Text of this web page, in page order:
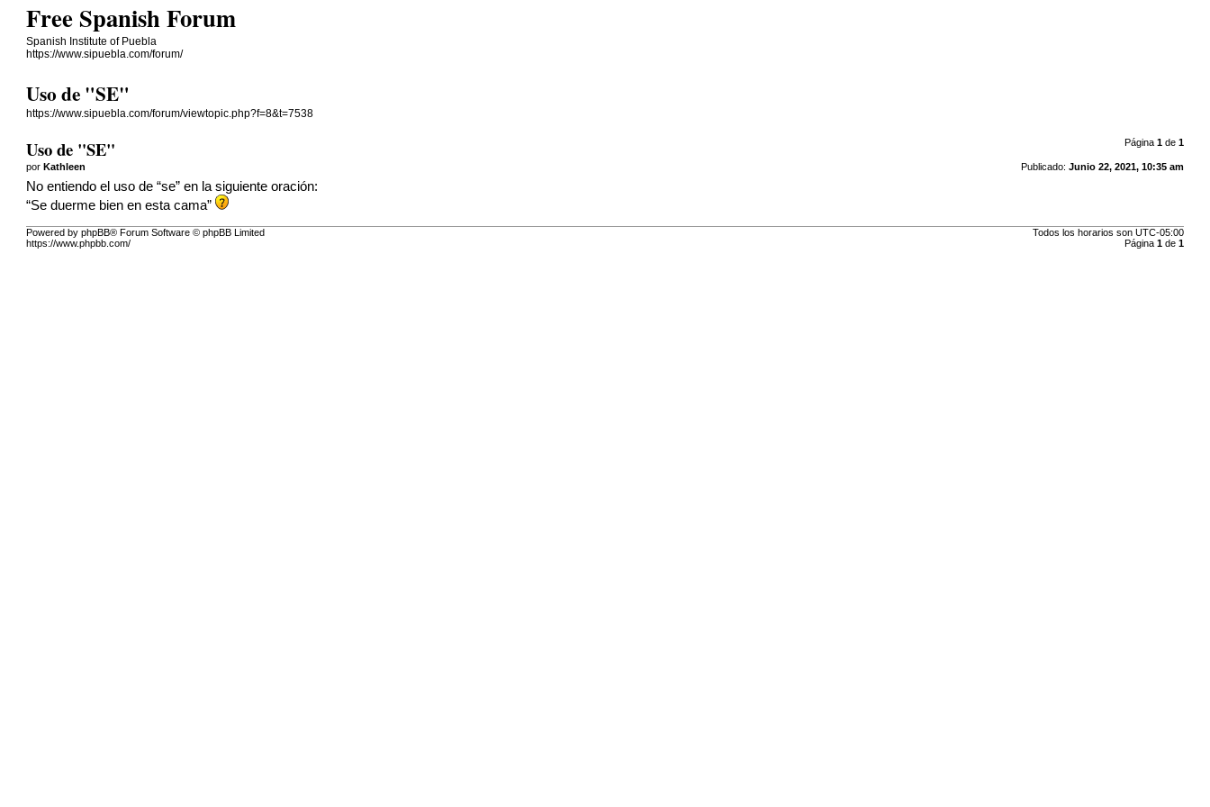
Free Spanish Forum
Spanish Institute of Puebla
https://www.sipuebla.com/forum/
Uso de "SE"
https://www.sipuebla.com/forum/viewtopic.php?f=8&t=7538
Página 1de 1
Uso de "SE"
Publicado: Junio 22, 2021, 10:35 am
porKathleen
No entiendo el uso de “se” en la siguiente oración:
“Se duerme bien en esta cama”
Todos los horarios son UTC-05:00
Página 1de 1
Powered by phpBB® Forum Software © phpBB Limited
https://www.phpbb.com/